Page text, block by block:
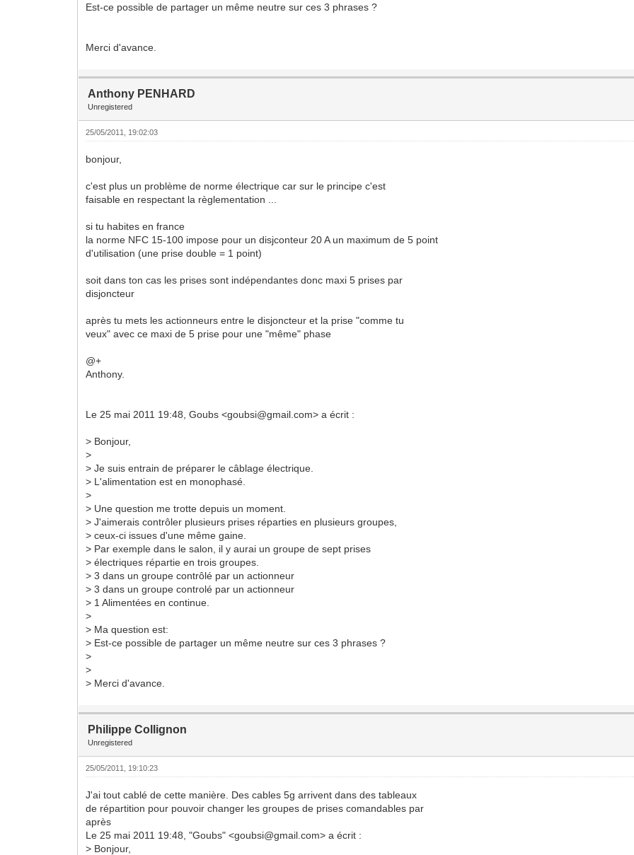
Est-ce possible de partager un même neutre sur ces 3 phrases ?
Merci d'avance.
Anthony PENHARD
Unregistered
25/05/2011, 19:02:03
bonjour,
c'est plus un problème de norme électrique car sur le principe c'est
faisable en respectant la règlementation ...
si tu habites en france
la norme NFC 15-100 impose pour un disjconteur 20 A un maximum de 5 point
d'utilisation (une prise double = 1 point)
soit dans ton cas les prises sont indépendantes donc maxi 5 prises par
disjoncteur
après tu mets les actionneurs entre le disjoncteur et la prise "comme tu
veux" avec ce maxi de 5 prise pour une "même" phase
@+
Anthony.
Le 25 mai 2011 19:48, Goubs <goubsi@gmail.com> a écrit :
> Bonjour,
>
> Je suis entrain de préparer le câblage électrique.
> L'alimentation est en monophasé.
>
> Une question me trotte depuis un moment.
> J'aimerais contrôler plusieurs prises réparties en plusieurs groupes,
> ceux-ci issues d'une même gaine.
> Par exemple dans le salon, il y aurai un groupe de sept prises
> électriques répartie en trois groupes.
> 3 dans un groupe contrôlé par un actionneur
> 3 dans un groupe controlé par un actionneur
> 1 Alimentées en continue.
>
> Ma question est:
> Est-ce possible de partager un même neutre sur ces 3 phrases ?
>
>
> Merci d'avance.
Philippe Collignon
Unregistered
25/05/2011, 19:10:23
J'ai tout cablé de cette manière. Des cables 5g arrivent dans des tableaux
de répartition pour pouvoir changer les groupes de prises comandables par
après
Le 25 mai 2011 19:48, "Goubs" <goubsi@gmail.com> a écrit :
> Bonjour,